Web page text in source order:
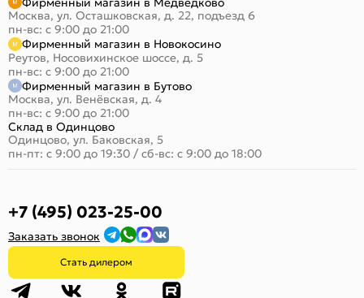
Москва, ул. Осташковская, д. 22, подъезд 6
пн-вс: с 9:00 до 21:00
Фирменный магазин в Новокосино
Реутов, Носовихинское шоссе, д. 5
пн-вс: с 9:00 до 21:00
Фирменный магазин в Бутово
Москва, ул. Венёвская, д. 4
пн-вс: с 9:00 до 21:00
Склад в Одинцово
Одинцово, ул. Баковская, 5
пн-пт: с 9:00 до 19:30 / сб-вс: с 9:00 до 18:00
+7 (495) 023-25-00
Заказать звонок
Стать дилером